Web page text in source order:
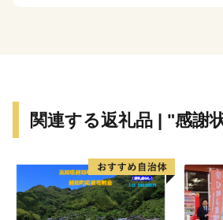
秋はりんごやブドウ、秋の味覚に舌
冬は雪も少なく過ごしやすく、虎舞
す。
四季折々の陸前高田へ、ぜひ一度お
関連する返礼品 | "感謝